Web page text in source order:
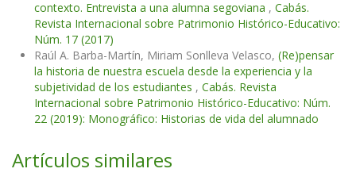
contexto. Entrevista a una alumna segoviana , Cabás.
Revista Internacional sobre Patrimonio Histórico-Educativo:
Núm. 17 (2017)
Raúl A. Barba-Martín, Miriam Sonlleva Velasco, (Re)pensar
la historia de nuestra escuela desde la experiencia y la
subjetividad de los estudiantes , Cabás. Revista
Internacional sobre Patrimonio Histórico-Educativo: Núm.
22 (2019): Monográfico: Historias de vida del alumnado
Artículos similares